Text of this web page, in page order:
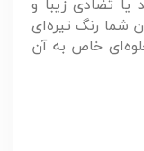
یا تضادی زیبا و
شما رنگ تیره‌ای
خاص به آن